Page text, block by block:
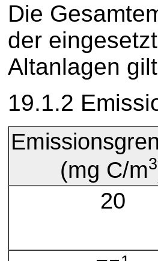
Die
der
Altanlagen
19.1.2
(mg C/m3
20